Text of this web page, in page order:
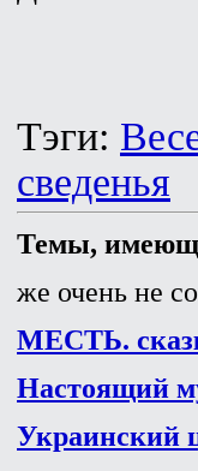
Тэги:
сведенья
Темы,
же очень не
МЕСТЬ.
Настоящий
Украинский